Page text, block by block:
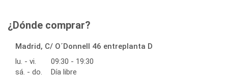
¿Dónde comprar?
Madrid, C/ O´Donnell 46 entreplanta D
lu. - vi.
09:30 - 19:30
sá. - do.
Día libre